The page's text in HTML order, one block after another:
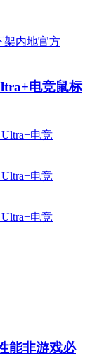
电竞鼠标
能非游戏必